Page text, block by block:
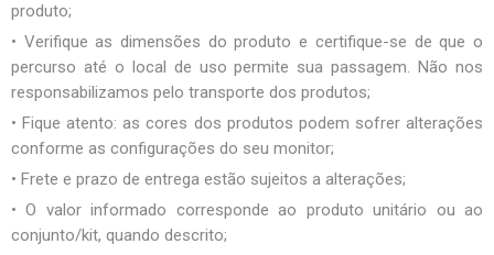
produto;
• Verifique as dimensões do produto e certifique-se de que o
percurso até o local de uso permite sua passagem. Não nos
responsabilizamos pelo transporte dos produtos;
• Fique atento: as cores dos produtos podem sofrer alterações
conforme as configurações do seu monitor;
• Frete e prazo de entrega estão sujeitos a alterações;
• O valor informado corresponde ao produto unitário ou ao
conjunto/kit, quando descrito;